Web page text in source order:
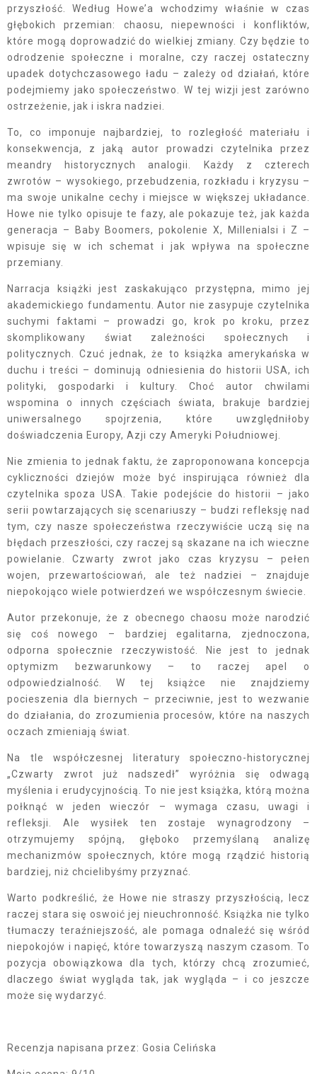
przyszłość. Według Howe’a wchodzimy właśnie w czas
głębokich przemian: chaosu, niepewności i konfliktów,
które mogą doprowadzić do wielkiej zmiany. Czy będzie to
odrodzenie społeczne i moralne, czy raczej ostateczny
upadek dotychczasowego ładu – zależy od działań, które
podejmiemy jako społeczeństwo. W tej wizji jest zarówno
ostrzeżenie, jak i iskra nadziei.
To, co imponuje najbardziej, to rozległość materiału i
konsekwencja, z jaką autor prowadzi czytelnika przez
meandry historycznych analogii. Każdy z czterech
zwrotów – wysokiego, przebudzenia, rozkładu i kryzysu –
ma swoje unikalne cechy i miejsce w większej układance.
Howe nie tylko opisuje te fazy, ale pokazuje też, jak każda
generacja – Baby Boomers, pokolenie X, Millenialsi i Z –
wpisuje się w ich schemat i jak wpływa na społeczne
przemiany.
Narracja książki jest zaskakująco przystępna, mimo jej
akademickiego fundamentu. Autor nie zasypuje czytelnika
suchymi faktami – prowadzi go, krok po kroku, przez
skomplikowany świat zależności społecznych i
politycznych. Czuć jednak, że to książka amerykańska w
duchu i treści – dominują odniesienia do historii USA, ich
polityki, gospodarki i kultury. Choć autor chwilami
wspomina o innych częściach świata, brakuje bardziej
uniwersalnego spojrzenia, które uwzględniłoby
doświadczenia Europy, Azji czy Ameryki Południowej.
Nie zmienia to jednak faktu, że zaproponowana koncepcja
cykliczności dziejów może być inspirująca również dla
czytelnika spoza USA. Takie podejście do historii – jako
serii powtarzających się scenariuszy – budzi refleksję nad
tym, czy nasze społeczeństwa rzeczywiście uczą się na
błędach przeszłości, czy raczej są skazane na ich wieczne
powielanie. Czwarty zwrot jako czas kryzysu – pełen
wojen, przewartościowań, ale też nadziei – znajduje
niepokojąco wiele potwierdzeń we współczesnym świecie.
Autor przekonuje, że z obecnego chaosu może narodzić
się coś nowego – bardziej egalitarna, zjednoczona,
odporna społecznie rzeczywistość. Nie jest to jednak
optymizm bezwarunkowy – to raczej apel o
odpowiedzialność. W tej książce nie znajdziemy
pocieszenia dla biernych – przeciwnie, jest to wezwanie
do działania, do zrozumienia procesów, które na naszych
oczach zmieniają świat.
Na tle współczesnej literatury społeczno-historycznej
„Czwarty zwrot już nadszedł” wyróżnia się odwagą
myślenia i erudycyjnością. To nie jest książka, którą można
połknąć w jeden wieczór – wymaga czasu, uwagi i
refleksji. Ale wysiłek ten zostaje wynagrodzony –
otrzymujemy spójną, głęboko przemyślaną analizę
mechanizmów społecznych, które mogą rządzić historią
bardziej, niż chcielibyśmy przyznać.
Warto podkreślić, że Howe nie straszy przyszłością, lecz
raczej stara się oswoić jej nieuchronność. Książka nie tylko
tłumaczy teraźniejszość, ale pomaga odnaleźć się wśród
niepokojów i napięć, które towarzyszą naszym czasom. To
pozycja obowiązkowa dla tych, którzy chcą zrozumieć,
dlaczego świat wygląda tak, jak wygląda – i co jeszcze
może się wydarzyć.
Recenzja napisana przez: Gosia Celińska